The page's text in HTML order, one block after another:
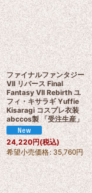
ファイナルファンタジー
VII リバース Final
Fantasy VII Rebirth ユ
フィ・キサラギ Yuffie
Kisaragi コスプレ衣装
abccos製 「受注生産」
24,220円(税込)
希望小売価格: 35,760円